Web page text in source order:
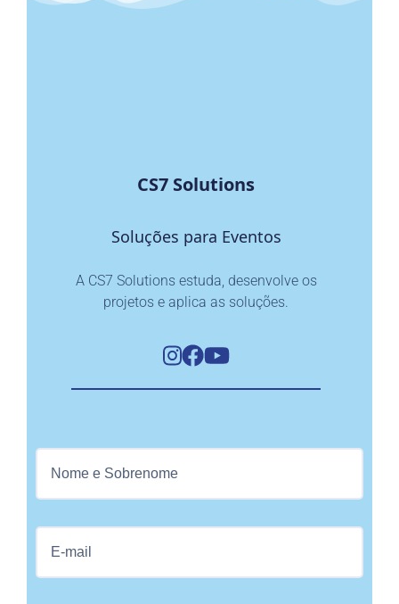
CS7 Solutions
Soluções para Eventos
A CS7 Solutions estuda, desenvolve os
projetos e aplica as soluções.